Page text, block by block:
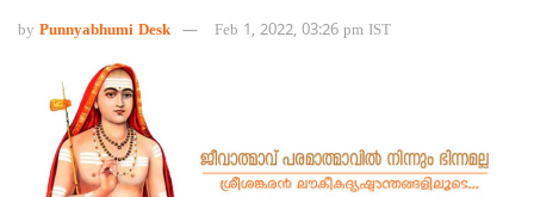
by Punnyabhumi Desk Feb 1, 2022, 03:26 pm IST